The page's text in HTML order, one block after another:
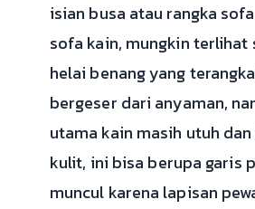
isian busa atau rangka
sofa kain, mungkin
helai benang yang
bergeser dari anyaman,
utama kain masih utuh
kulit, ini bisa berupa garis
muncul karena lapisan